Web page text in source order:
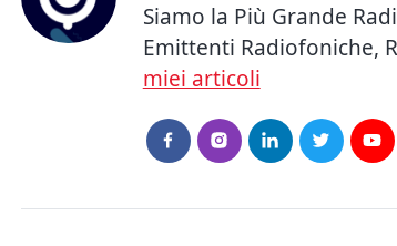
Siamo la Più Grande
Emittenti Radiofoniche,
miei articoli